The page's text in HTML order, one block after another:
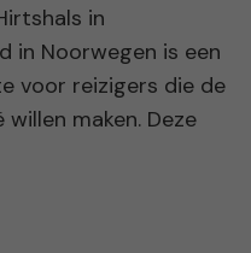
in
in Noorwegen is een
voor reizigers die de
maken. Deze